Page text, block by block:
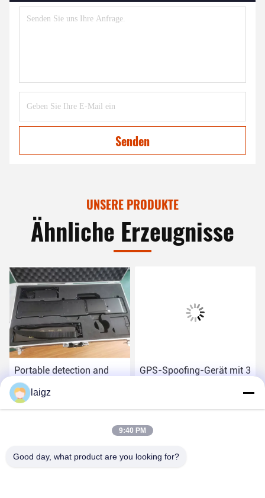
Senden
UNSERE PRODUKTE
Ähnliche Erzeugnisse
Portable detection and
jamming gun with
direction find and drone
player locating functions
GPS-Spoofing-Gerät mit 3
laigz
9:40 PM
Good day, what product are you looking for?